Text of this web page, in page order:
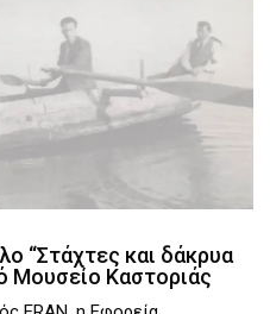
“Στάχτες και δάκρυα
Μουσείο Καστοριάς